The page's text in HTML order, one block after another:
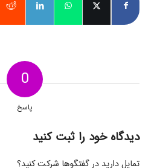
0
پاسخ
دیدگاه خود را ثبت کنید
تمایل دارید در گفتگوها شرکت کنید؟